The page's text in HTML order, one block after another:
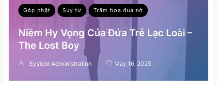
Góp nhặt Suy tư Trăm hoa đua nở
Niềm Hy Vọng Của Đứa Trẻ Lạc Loài –
The Lost Boy
System Administration May 16, 2025